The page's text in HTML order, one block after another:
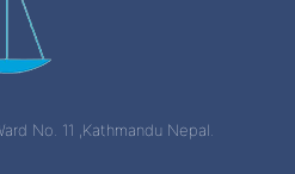
No. 11 ,Kathmandu Nepal.